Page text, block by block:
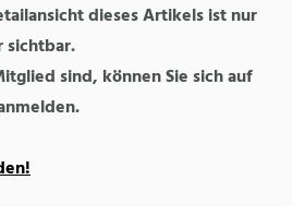
dieses Artikels ist nur
sind, können Sie sich auf